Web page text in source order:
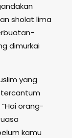
sholat lima
dimurkai
yang
orang-
kamu